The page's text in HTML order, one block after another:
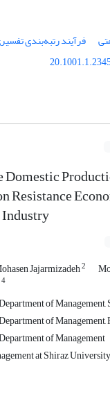
فرآیند رتبه‌بندی
Resistance
Jajarmizadeh2
4
of
of
of Management
at Shiraz University